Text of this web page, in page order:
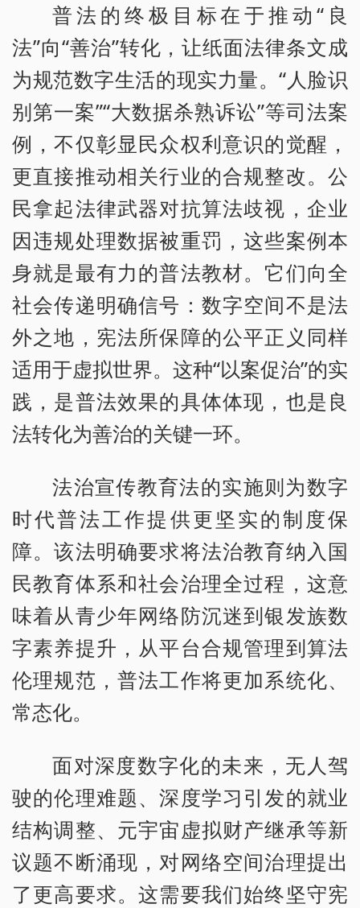
普法的终极目标在于推动“良
法”向“善治”转化，让纸面法律条文成
为规范数字生活的现实力量。“人脸识
别第一案”“大数据杀熟诉讼”等司法案
例，不仅彰显民众权利意识的觉醒，
更直接推动相关行业的合规整改。公
民拿起法律武器对抗算法歧视，企业
因违规处理数据被重罚，这些案例本
身就是最有力的普法教材。它们向全
社会传递明确信号：数字空间不是法
外之地，宪法所保障的公平正义同样
适用于虚拟世界。这种“以案促治”的实
践，是普法效果的具体体现，也是良
法转化为善治的关键一环。
法治宣传教育法的实施则为数字
时代普法工作提供更坚实的制度保
障。该法明确要求将法治教育纳入国
民教育体系和社会治理全过程，这意
味着从青少年网络防沉迷到银发族数
字素养提升，从平台合规管理到算法
伦理规范，普法工作将更加系统化、
常态化。
面对深度数字化的未来，无人驾
驶的伦理难题、深度学习引发的就业
结构调整、元宇宙虚拟财产继承等新
议题不断涌现，对网络空间治理提出
了更高要求。这需要我们始终坚守宪